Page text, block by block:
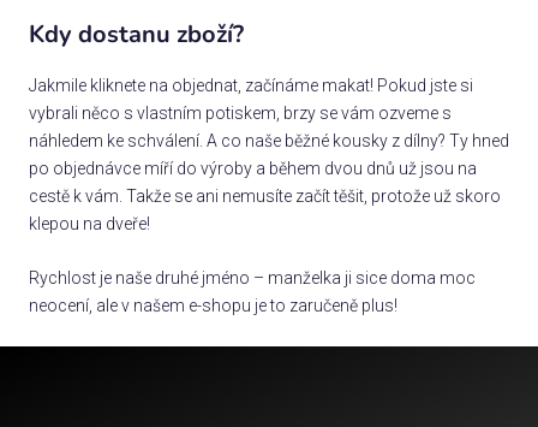
Kdy dostanu zboží?
Jakmile kliknete na objednat, začínáme makat! Pokud jste si
vybrali něco s vlastním potiskem, brzy se vám ozveme s
náhledem ke schválení. A co naše běžné kousky z dílny? Ty hned
po objednávce míří do výroby a během dvou dnů už jsou na
cestě k vám. Takže se ani nemusíte začít těšit, protože už skoro
klepou na dveře!
Rychlost je naše druhé jméno – manželka ji sice doma moc
neocení, ale v našem e-shopu je to zaručeně plus!